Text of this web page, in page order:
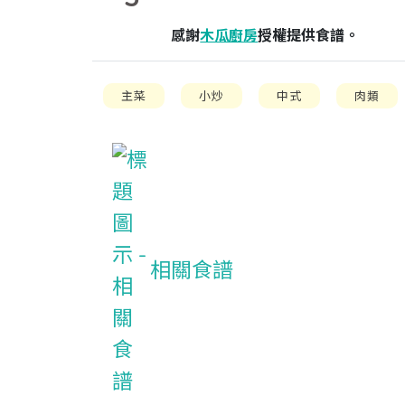
感謝木瓜廚房授權提供食譜。
主菜 小炒 中式 肉類
相關食譜